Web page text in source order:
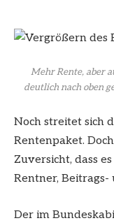
Mehr Rente, aber
deutlich nach oben
Noch streitet sich
Rentenpaket.
Zuversicht, dass
Rentner, Beitrags-
Der im